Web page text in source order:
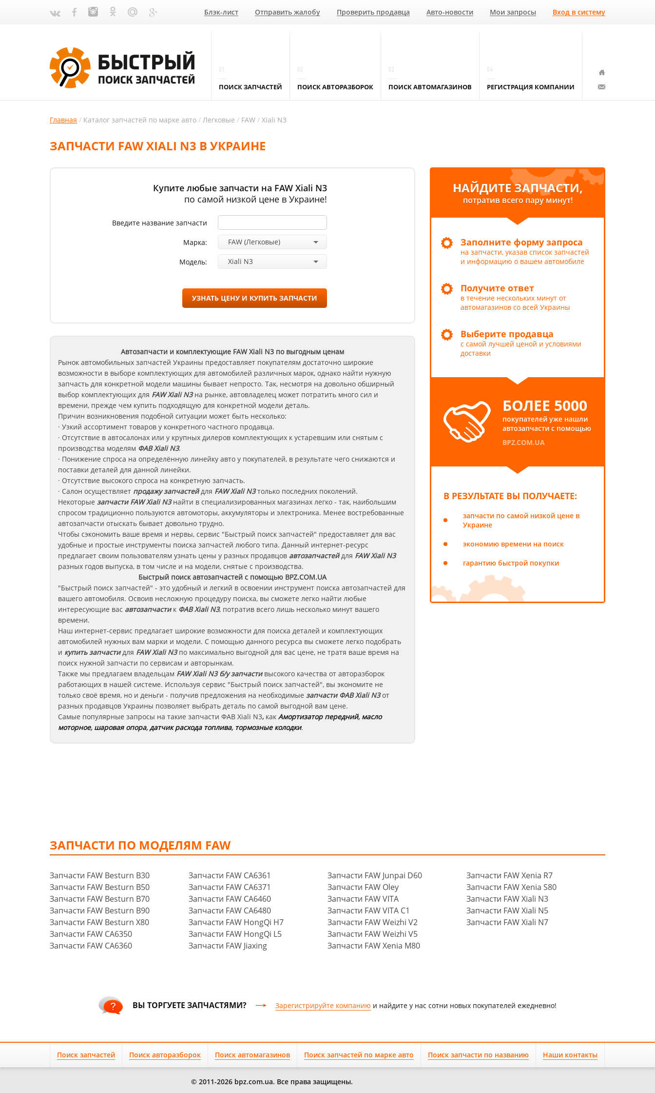
Блэк-лист Отправить жалобу Проверить продавца Авто-новости Мои запросы Вход в систему
ПОИСК ЗАПЧАСТЕЙ ПОИСК АВТОРАЗБОРОК ПОИСК АВТОМАГАЗИНОВ РЕГИСТРАЦИЯ КОМПАНИИ
Главная Каталог запчастей по марке авто Легковые FAW Xiali N3
ЗАПЧАСТИ FAW XIALI N3 В УКРАИНЕ
Купите любые запчасти на FAW Xiali N3
по самой низкой цене в Украине!
Введите название запчасти
Марка: FAW (Легковые)
Модель: Xiali N3
УЗНАТЬ ЦЕНУ И КУПИТЬ ЗАПЧАСТИ
Автозапчасти и комплектующие FAWXiali N3 по выгодным ценам
Рынок автомобильных запчастей Украины предоставляет покупателям достаточно широкие
возможности в выборе комплектующих для автомобилей различных марок, однако найти нужную
запчасть для конкретной модели машины бывает непросто. Так, несмотря на довольно обширный
выбор комплектующих для FAW Xiali N3на рынке, автовладелец может потратить много сил и
времени, прежде чем купить подходящую для конкретной модели деталь.
Причин возникновения подобной ситуации может быть несколько:
· Узкий ассортимент товаров у конкретного частного продавца.
· Отсутствие в автосалонах или у крупных дилеров комплектующих к устаревшим или снятым с
производства моделям ФАВXiali N3.
· Понижение спроса на определённую линейку авто у покупателей, в результате чего снижаются и
поставки деталей для данной линейки.
· Отсутствие высокого спроса на конкретную запчасть.
· Салон осуществляет продажу запчастейдля FAW Xiali N3только последних поколений.
Некоторые запчасти FAW Xiali N3найти в специализированных магазинах легко - так, наибольшим
спросом традиционно пользуются автомоторы, аккумуляторы и электроника. Менее востребованные
автозапчасти отыскать бывает довольно трудно.
Чтобы сэкономить ваше время и нервы, сервис "Быстрый поиск запчастей" предоставляет для вас
удобные и простые инструменты поиска запчастей любого типа. Данный интернет-ресурс
предлагает своим пользователям узнать цены у разных продавцов автозапчастейдля FAW Xiali N3
разных годов выпуска, в том числе и на модели, снятые с производства.
Быстрый поиск автозапчастей с помощью BPZ.COM.UA
"Быстрый поиск запчастей" - это удобный и легкий в освоении инструмент поиска автозапчастей для
вашего автомобиля. Освоив несложную процедуру поиска, вы сможете легко найти любые
интересующие вас автозапчастик ФАВ Xiali N3, потратив всего лишь несколько минут вашего
времени.
Наш интернет-сервис предлагает широкие возможности для поиска деталей и комплектующих
автомобилей нужных вам марки и модели. С помощью данного ресурса вы сможете легко подобрать
и купить запчастидля FAW Xiali N3по максимально выгодной для вас цене, не тратя ваше время на
поиск нужной запчасти по сервисам и авторынкам.
Также мы предлагаем владельцам FAW Xiali N3б/у запчастивысокого качества от авторазборок
работающих в нашей системе. Используя сервис "Быстрый поиск запчастей", вы экономите не
только своё время, но и деньги - получив предложения на необходимые запчастиФАВ Xiali N3от
разных продавцов Украины позволяет выбрать деталь по самой выгодной вам цене.
Самые популярные запросы на такие запчасти ФАВ Xiali N3, как Амортизатор передний, масло
моторное, шаровая опора,датчик расхода топлива, тормозные колодки.
НАЙДИТЕ ЗАПЧАСТИ,
потратив всего пару минут!
Заполните форму запроса
на запчасти, указав список запчастей
и информацию о вашем автомобиле
Получите ответ
в течение нескольких минут от
автомагазинов со всей Украины
Выберите продавца
с самой лучшей ценой и условиями
доставки
БОЛЕЕ 5000
покупателей уже нашли
автозапчасти с помощью
BPZ.COM.UA
В РЕЗУЛЬТАТЕ ВЫ ПОЛУЧАЕТЕ:
запчасти по самой низкой цене в
Украине
экономию времени на поиск
гарантию быстрой покупки
ЗАПЧАСТИ ПО МОДЕЛЯМ FAW
Запчасти FAW Besturn B30
Запчасти FAW Besturn B50
Запчасти FAW Besturn B70
Запчасти FAW Besturn B90
Запчасти FAW Besturn X80
Запчасти FAW CA6350
Запчасти FAW CA6360
Запчасти FAW CA6361
Запчасти FAW CA6371
Запчасти FAW CA6460
Запчасти FAW CA6480
Запчасти FAW HongQi H7
Запчасти FAW HongQi L5
Запчасти FAW Jiaxing
Запчасти FAW Junpai D60
Запчасти FAW Oley
Запчасти FAW VITA
Запчасти FAW VITA C1
Запчасти FAW Weizhi V2
Запчасти FAW Weizhi V5
Запчасти FAW Xenia M80
Запчасти FAW Xenia R7
Запчасти FAW Xenia S80
Запчасти FAW Xiali N3
Запчасти FAW Xiali N5
Запчасти FAW Xiali N7
ВЫ ТОРГУЕТЕ ЗАПЧАСТЯМИ? Зарегистрируйте компанию и найдите у нас сотни новых покупателей ежедневно!
Поиск запчастей Поиск авторазборок Поиск автомагазинов Поиск запчастей по марке авто Поиск запчасти по названию Наши контакты
© 2011-2026 bpz.com.ua. Все права защищены.